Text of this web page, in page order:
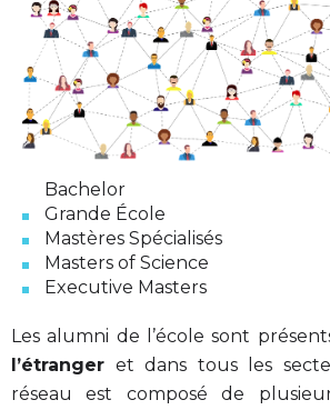
Bachelor
Grande École
Mastères Spécialisés
Masters of Science
Executive Masters
Les alumni de l’école sont
l’étranger et dans tous les
réseau est composé de